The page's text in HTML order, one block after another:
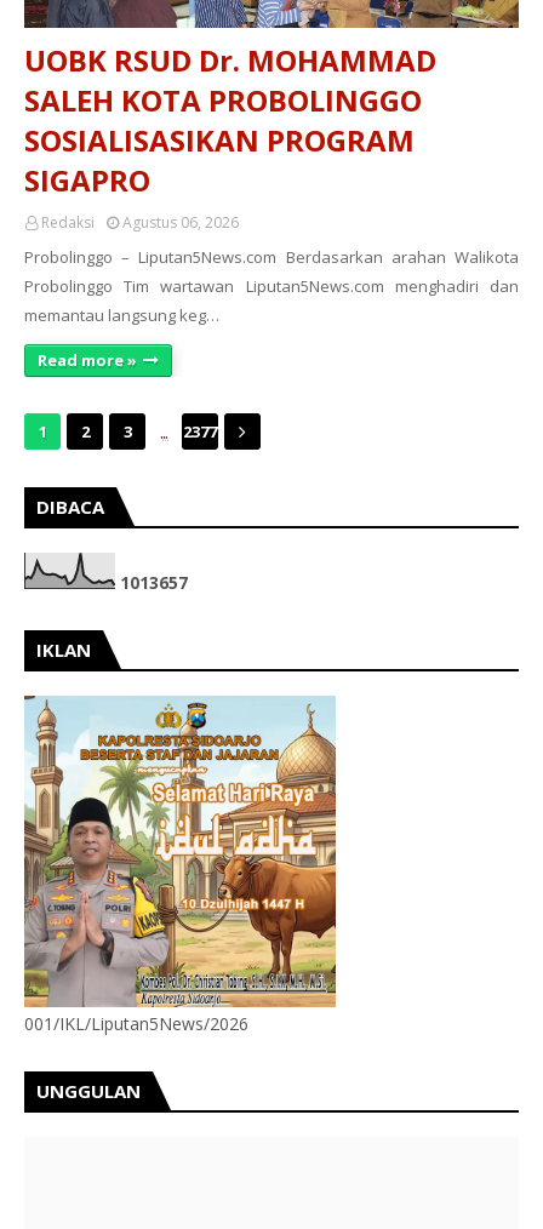
UOBK RSUD Dr. MOHAMMAD
SALEH KOTA PROBOLINGGO
SOSIALISASIKAN PROGRAM
SIGAPRO
Redaksi Agustus 06, 2026
Probolinggo – Liputan5News.com Berdasarkan arahan Walikota
Probolinggo Tim wartawan Liputan5News.com menghadiri dan
memantau langsung keg…
Read more »
1 2 3 ... 2377
DIBACA
1013657
IKLAN
001/IKL/Liputan5News/2026
UNGGULAN